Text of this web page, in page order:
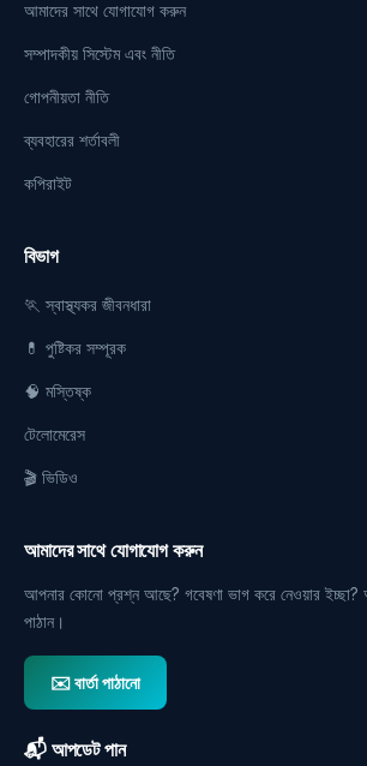
আমাদের সাথে যোগাযোগ করুন
সম্পাদকীয় সিস্টেম এবং নীতি
গোপনীয়তা নীতি
ব্যবহারের শর্তাবলী
কপিরাইট
বিভাগ
🏃 স্বাস্থ্যকর জীবনধারা
💊 পুষ্টিকর সম্পূরক
🧠 মস্তিষ্ক
টেলোমেরেস
🎬 ভিডিও
আমাদের সাথে যোগাযোগ করুন
আপনার কোনো প্রশ্ন আছে? গবেষণা ভাগ করে নেওয়ার ইচ্ছা?
পাঠান।
✉️ বার্তা পাঠানো
📬 আপডেট পান